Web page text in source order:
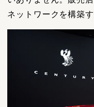
ネットワークを構築